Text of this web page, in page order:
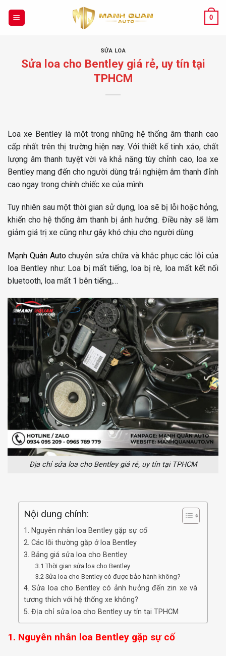
0
SỬA LOA
Sửa loa cho Bentley giá rẻ, uy tín tại
TPHCM
Loa xe Bentley là một trong những hệ thống âm thanh cao
cấp nhất trên thị trường hiện nay. Với thiết kế tinh xảo, chất
lượng âm thanh tuyệt vời và khả năng tùy chỉnh cao, loa xe
Bentley mang đến cho người dùng trải nghiệm âm thanh đỉnh
cao ngay trong chính chiếc xe của mình.
Tuy nhiên sau một thời gian sử dụng, loa sẽ bị lỗi hoặc hỏng,
khiến cho hệ thống âm thanh bị ảnh hưởng. Điều này sẽ làm
giảm giá trị xe cũng như gây khó chịu cho người dùng.
Mạnh Quân Autochuyên sửa chữa và khắc phục các lỗi của
loa Bentley như: Loa bị mất tiếng, loa bị rè, loa mất kết nối
bluetooth, loa mất 1 bên tiếng,…
Địa chỉ sửa loa cho Bentley giá rẻ, uy tín tại TPHCM
Nội dung chính:
1. Nguyên nhân loa Bentley gặp sự cố
2. Các lỗi thường gặp ở loa Bentley
3. Bảng giá sửa loa cho Bentley
3.1 Thời gian sửa loa cho Bentley
3.2 Sửa loa cho Bentley có được bảo hành không?
4. Sửa loa cho Bentley có ảnh hưởng đến zin xe và
tương thích với hệ thống xe không?
5. Địa chỉ sửa loa cho Bentley uy tín tại TPHCM
1. Nguyên nhân loa Bentley gặp sự cố